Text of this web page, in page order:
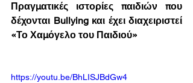
Πραγματικές ιστορίες παιδιών που
δέχονται Bullying και έχει διαχειριστεί
«Το Χαμόγελο του Παιδιού»
https://youtu.be/BhLISJBdGw4